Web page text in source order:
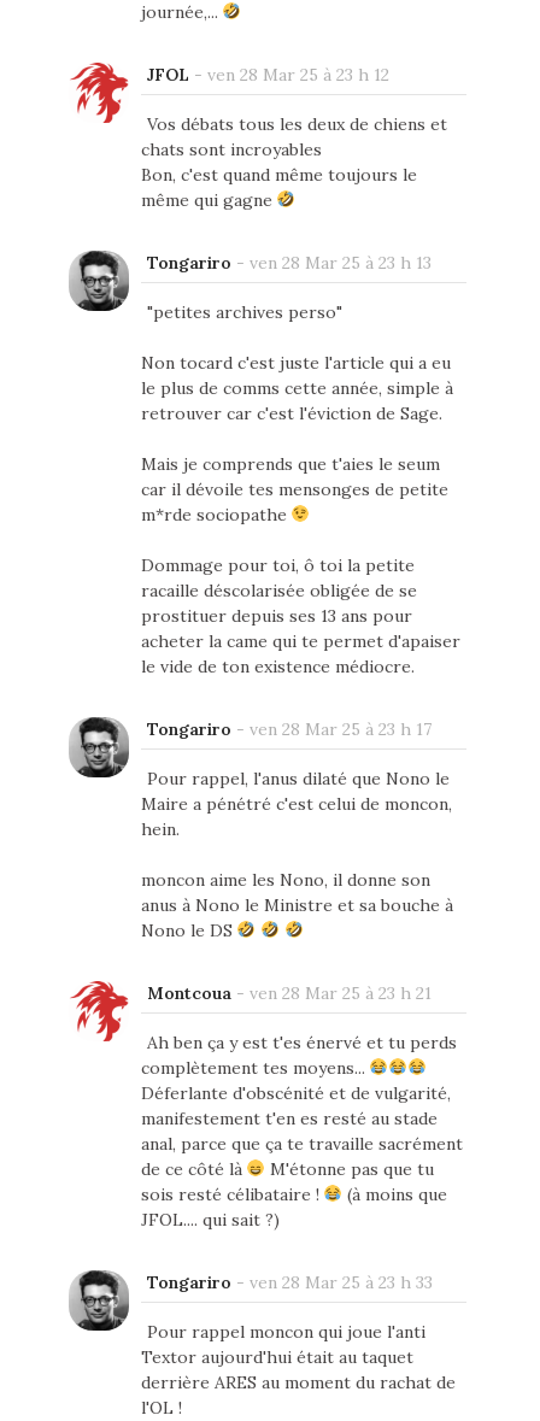
journée,...
JFOL - ven 28 Mar 25 à 23 h 12
Vos débats tous les deux de chiens et
chats sont incroyables
Bon, c'est quand même toujours le
même qui gagne
Tongariro - ven 28 Mar 25 à 23 h 13
"petites archives perso"
Non tocard c'est juste l'article qui a eu
le plus de comms cette année, simple à
retrouver car c'est l'éviction de Sage.
Mais je comprends que t'aies le seum
car il dévoile tes mensonges de petite
m*rde sociopathe
Dommage pour toi, ô toi la petite
racaille déscolarisée obligée de se
prostituer depuis ses 13 ans pour
acheter la came qui te permet d'apaiser
le vide de ton existence médiocre.
Tongariro - ven 28 Mar 25 à 23 h 17
Pour rappel, l'anus dilaté que Nono le
Maire a pénétré c'est celui de moncon,
hein.
moncon aime les Nono, il donne son
anus à Nono le Ministre et sa bouche à
Nono le DS
Montcoua- ven 28 Mar 25 à 23 h 21
Ah ben ça y est t'es énervé et tu perds
complètement tes moyens...
Déferlante d'obscénité et de vulgarité,
manifestement t'en es resté au stade
anal, parce que ça te travaille sacrément
de ce côté là
M'étonne pas que tu
sois resté célibataire !
(à moins que
JFOL.... qui sait ?)
Tongariro - ven 28 Mar 25 à 23 h 33
Pour rappel moncon qui joue l'anti
Textor aujourd'hui était au taquet
derrière ARES au moment du rachat de
l'OL !